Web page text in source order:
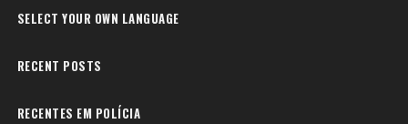
SELECT YOUR OWN LANGUAGE
RECENT POSTS
RECENTES EM POLÍCIA